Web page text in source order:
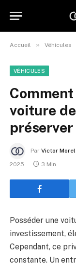
Accueil » Véhicules
VÉHICULES
voiture
Par Victor Morel
2025
3 Min
Posséder une
investissement,
Cependant, ce
constante. Un